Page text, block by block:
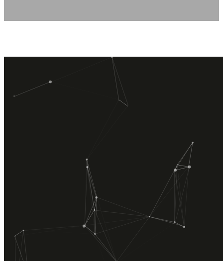
Mekanik Tesisat, Elektrik Tesisatı ve İnşaat sektöründe faaliyet
göstermekte olup müşteri memnuniyetini ilke edinmiştir. Tecrübeli
teknik kadrosuyla proje, mühendislik hizmetleri taahhüt konularında
Kombiler
Klimalar
Termosifonlar
Şofbenler